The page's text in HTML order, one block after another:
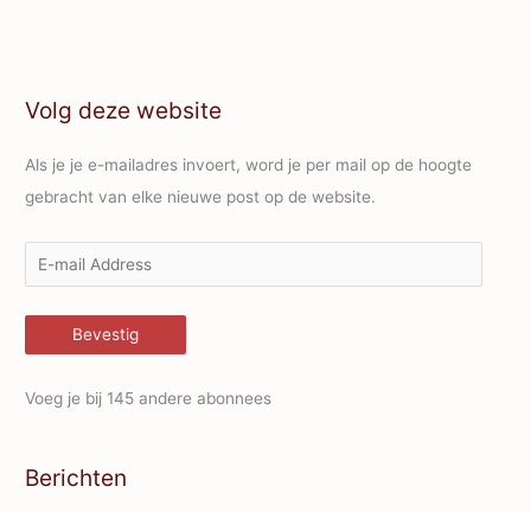
Volg deze website
Als je je e-mailadres invoert, word je per mail op de hoogte
gebracht van elke nieuwe post op de website.
-
m
a
d
Bevestig
Voeg je bij 145 andere abonnees
Berichten